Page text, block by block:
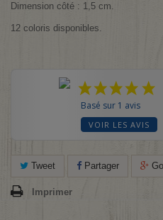
Dimension côté : 1,5 cm.
12 coloris disponibles.
Basé sur 1 avis
VOIR LES AVIS
Tweet Partager
Imprimer